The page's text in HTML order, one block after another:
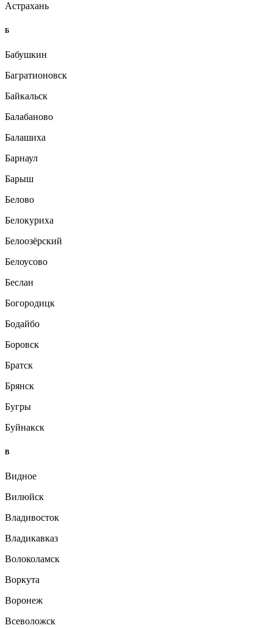
Астрахань
Б
Бабушкин
Багратионовск
Байкальск
Балабаново
Балашиха
Барнаул
Барыш
Белово
Белокуриха
Белоозёрский
Белоусово
Беслан
Богородицк
Бодайбо
Боровск
Братск
Брянск
Бугры
Буйнакск
В
Видное
Вилюйск
Владивосток
Владикавказ
Волоколамск
Воркута
Воронеж
Всеволожск